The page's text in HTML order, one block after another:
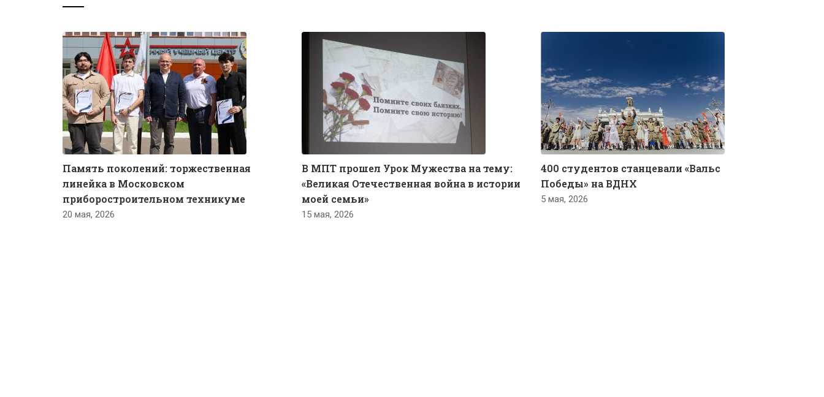
Память поколений: торжественная
линейка в Московском
приборостроительном техникуме
20 мая, 2026
В МПТ прошел Урок Мужества на тему:
«Великая Отечественная война в истории
моей семьи»
15 мая, 2026
400 студентов станцевали «Вальс
Победы» на ВДНХ
5 мая, 2026